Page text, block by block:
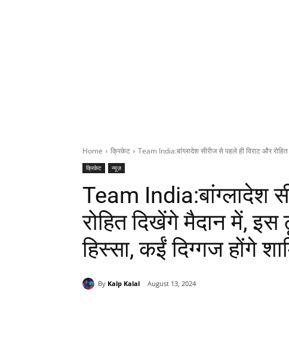
Home क्रिकेट Team India:बांग्लादेश सीरीज से पहले ही विराट और
क्रिकेट न्यूज़
Team India:बांग्लादेश
रोहित दिखेंगे मैदान में,
हिस्सा, कईं दिग्गज होंगे
By Kalp Kalal August 13, 2024